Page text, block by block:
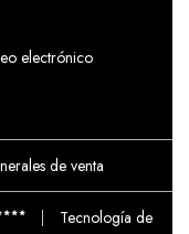
electrónico
de venta
| Tecnología de